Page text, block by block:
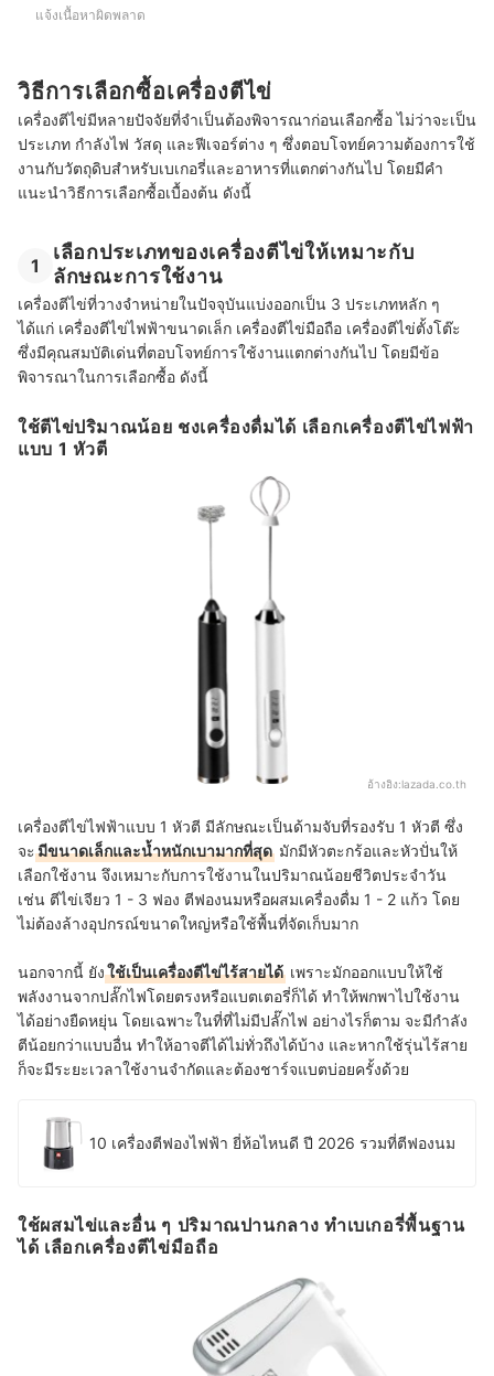
แจ้งเนื้อหาผิดพลาด
วิธีการเลือกซื้อเครื่องตีไข่
เครื่องตีไข่มีหลายปัจจัยที่จำเป็นต้องพิจารณาก่อนเลือกซื้อ ไม่ว่าจะเป็น
ประเภท กำลังไฟ วัสดุ และฟีเจอร์ต่าง ๆ ซึ่งตอบโจทย์ความต้องการใช้
งานกับวัตถุดิบสำหรับเบเกอรี่และอาหารที่แตกต่างกันไป โดยมีคำ
แนะนำวิธีการเลือกซื้อเบื้องต้น ดังนี้
1
เลือกประเภทของเครื่องตีไข่ให้เหมาะกับ
ลักษณะการใช้งาน
เครื่องตีไข่ที่วางจำหน่ายในปัจจุบันแบ่งออกเป็น 3 ประเภทหลัก ๆ
ได้แก่ เครื่องตีไข่ไฟฟ้าขนาดเล็ก เครื่องตีไข่มือถือ เครื่องตีไข่ตั้งโต๊ะ
ซึ่งมีคุณสมบัติเด่นที่ตอบโจทย์การใช้งานแตกต่างกันไป โดยมีข้อ
พิจารณาในการเลือกซื้อ ดังนี้
ใช้ตีไข่ปริมาณน้อย ชงเครื่องดื่มได้ เลือกเครื่องตีไข่ไฟฟ้า
แบบ 1 หัวตี
อ้างอิง:lazada.co.th
เครื่องตีไข่ไฟฟ้าแบบ 1 หัวตี มีลักษณะเป็นด้ามจับที่รองรับ 1 หัวตี ซึ่ง
จะมีขนาดเล็กและน้ำหนักเบามากที่สุด มักมีหัวตะกร้อและหัวปั่นให้
เลือกใช้งาน จึงเหมาะกับการใช้งานในปริมาณน้อยชีวิตประจำวัน
เช่น ตีไข่เจียว 1 - 3 ฟอง ตีฟองนมหรือผสมเครื่องดื่ม 1 - 2 แก้ว โดย
ไม่ต้องล้างอุปกรณ์ขนาดใหญ่หรือใช้พื้นที่จัดเก็บมาก
นอกจากนี้ ยังใช้เป็นเครื่องตีไข่ไร้สายได้ เพราะมักออกแบบให้ใช้
พลังงานจากปลั๊กไฟโดยตรงหรือแบตเตอรี่ก็ได้ ทำให้พกพาไปใช้งาน
ได้อย่างยืดหยุ่น โดยเฉพาะในที่ที่ไม่มีปลั๊กไฟ อย่างไรก็ตาม จะมีกำลัง
ตีน้อยกว่าแบบอื่น ทำให้อาจตีได้ไม่ทั่วถึงได้บ้าง และหากใช้รุ่นไร้สาย
ก็จะมีระยะเวลาใช้งานจำกัดและต้องชาร์จแบตบ่อยครั้งด้วย
10 เครื่องตีฟองไฟฟ้า ยี่ห้อไหนดี ปี 2026 รวมที่ตีฟองนม
ใช้ผสมไข่และอื่น ๆ ปริมาณปานกลาง ทำเบเกอรี่พื้นฐาน
ได้ เลือกเครื่องตีไข่มือถือ